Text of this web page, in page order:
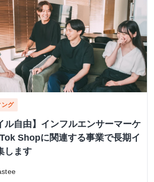
ング
ル自由】インフルエンサーマーケ
Shopに関連する事業で長期イ
します